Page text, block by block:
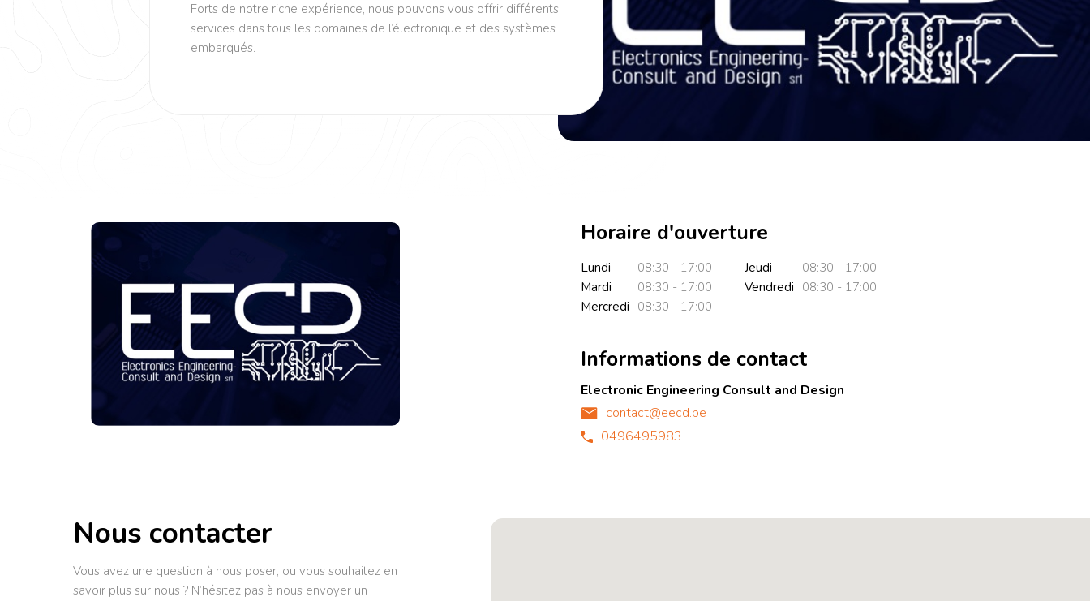
Forts de notre riche expérience, nous pouvons vous offrir différents
services dans tous les domaines de l’électronique et des systèmes
embarqués.
Horaire d'ouverture
Lundi
08:30 - 17:00
Mardi
08:30 - 17:00
Mercredi 08:30 - 17:00
Jeudi
08:30 - 17:00
Vendredi 08:30 - 17:00
Informations de contact
Electronic Engineering Consult and Design
contact@eecd.be
0496495983
Nous contacter
Vous avez une question à nous poser, ou vous souhaitez en
savoir plus sur nous ? N’hésitez pas à nous envoyer un